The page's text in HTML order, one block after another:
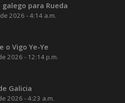
galego para Rueda
2026 - 4:14 a.m.
o Vigo Ye-Ye
2026 - 12:14 p.m.
Galicia
2026 - 4:23 a.m.